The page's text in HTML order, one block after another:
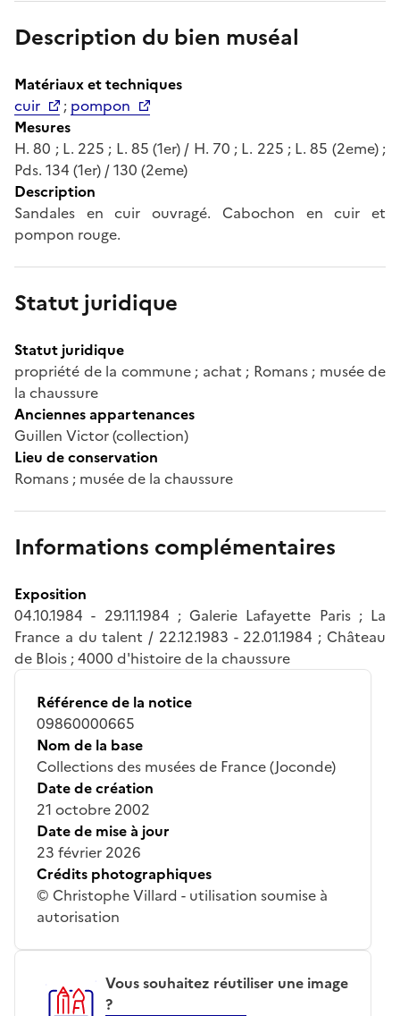
Description du bien muséal
Matériaux et techniques
cuir
; pompon
Mesures
H. 80 ; L. 225 ; L. 85 (1er) / H. 70 ; L. 225 ; L. 85 (2eme) ;
Pds. 134 (1er) / 130 (2eme)
Description
Sandales en cuir ouvragé. Cabochon en cuir et
pompon rouge.
Statut juridique
Statut juridique
propriété de la commune ; achat ; Romans ; musée de
la chaussure
Anciennes appartenances
Guillen Victor (collection)
Lieu de conservation
Romans ; musée de la chaussure
Informations complémentaires
Exposition
04.10.1984 - 29.11.1984 ; Galerie Lafayette Paris ; La
France a du talent / 22.12.1983 - 22.01.1984 ; Château
de Blois ; 4000 d'histoire de la chaussure
Référence de la notice
09860000665
Nom de la base
Collections des musées de France (Joconde)
Date de création
21 octobre 2002
Date de mise à jour
23 février 2026
Crédits photographiques
© Christophe Villard - utilisation soumise à
autorisation
Vous souhaitez réutiliser une image
?